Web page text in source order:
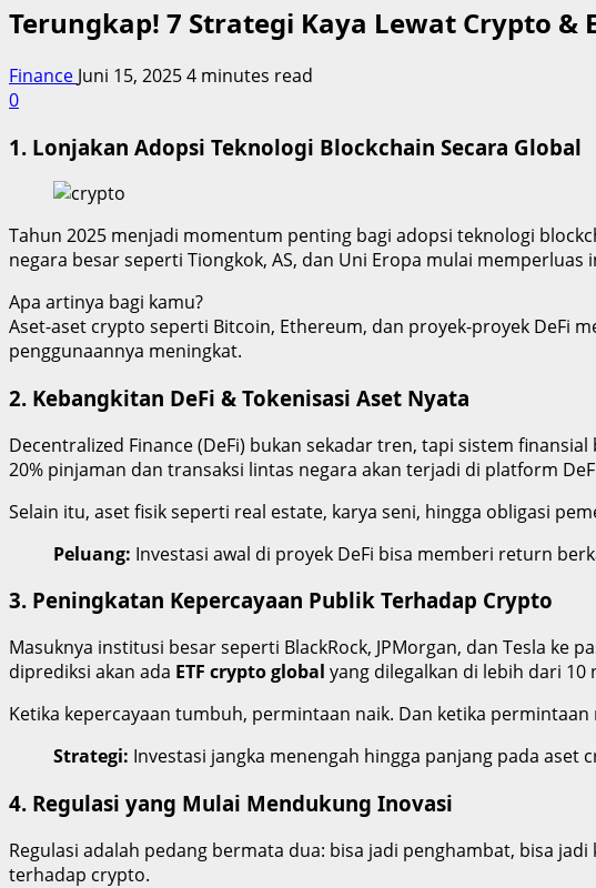
Terungkap! 7 Strategi Kaya Lewat Crypto &
Finance Juni 15, 20254 minutes read
0
1. Lonjakan Adopsi Teknologi Blockchain Secara Global
Tahun 2025 menjadi momentum penting bagi adopsi teknologi
negara besar seperti Tiongkok, AS, dan Uni Eropa mulai
Apa artinya bagi kamu?
Aset-aset crypto seperti Bitcoin, Ethereum, dan proyek-proyek DeFi
penggunaannya meningkat.
2. Kebangkitan DeFi & Tokenisasi Aset Nyata
Decentralized Finance (DeFi) bukan sekadar tren, tapi sistem
20% pinjaman dan transaksi lintas negara akan terjadi di platform
Selain itu, aset fisik seperti real estate, karya seni, hingga obligasi
Peluang: Investasi awal di proyek DeFi bisa memberi return
3. Peningkatan Kepercayaan Publik Terhadap Crypto
Masuknya institusi besar seperti BlackRock, JPMorgan, dan Tesla
diprediksi akan ada ETF crypto global yang dilegalkan di lebih dari 10
Ketika kepercayaan tumbuh, permintaan naik. Dan ketika permintaan
Strategi: Investasi jangka menengah hingga panjang pada aset
4. Regulasi yang Mulai Mendukung Inovasi
Regulasi adalah pedang bermata dua: bisa jadi penghambat, bisa
terhadap crypto.